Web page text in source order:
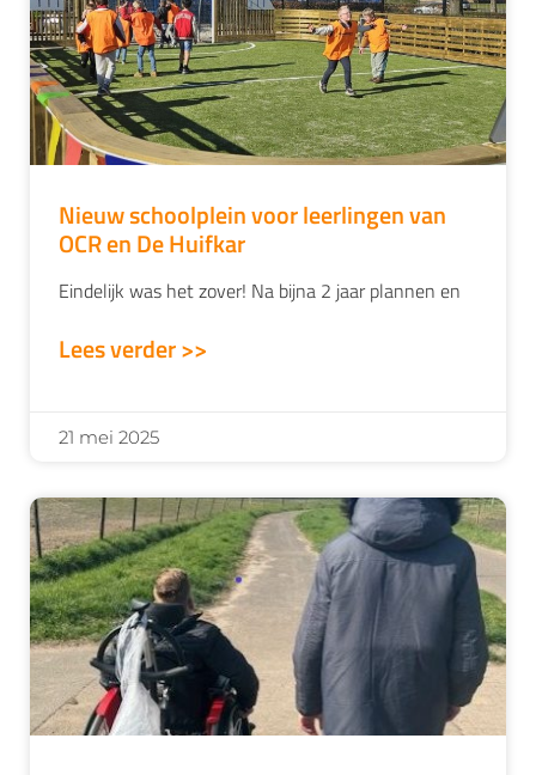
Nieuw schoolplein voor leerlingen van
OCR en De Huifkar
Eindelijk was het zover! Na bijna 2 jaar plannen en
Lees verder >>
21 mei 2025